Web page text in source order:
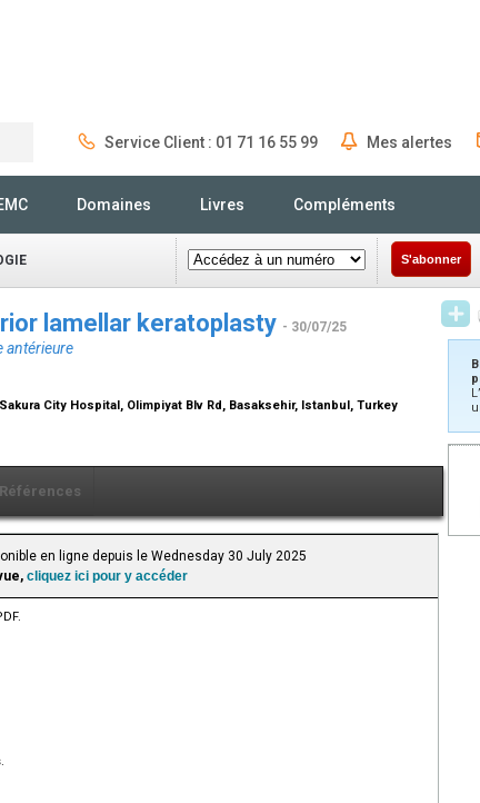
Service Client : 01 71 16 55 99 Mes alertes
Domaines Livres Compléments
S'abonner
lamellar keratoplasty - 30/07/25
antérieure
City Hospital, Olimpiyat Blv Rd, Basaksehir, Istanbul, Turkey
Références
en ligne depuis le Wednesday 30 July 2025
cliquez ici pour y accéder